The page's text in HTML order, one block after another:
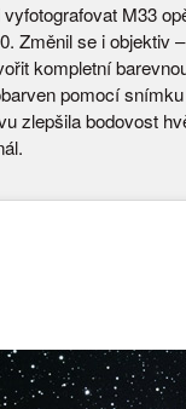
M33
Změnil se i objektiv
kompletní
pomocí
zlepšila bodovost